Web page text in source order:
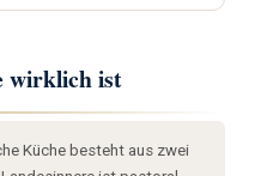
wirklich ist
Küche besteht aus zwei